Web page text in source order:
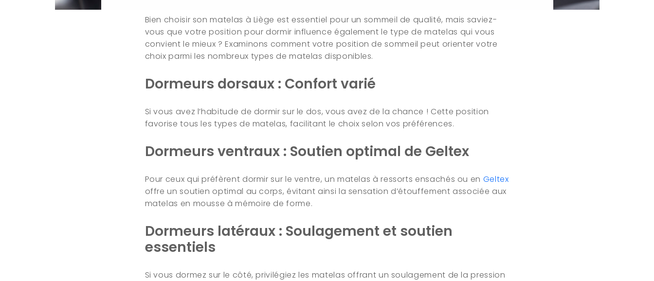
Bien choisir son matelas à Liège est essentiel pour un sommeil de qualité, mais saviez-
vous que votre position pour dormir influence également le type de matelas qui vous
convient le mieux ? Examinons comment votre position de sommeil peut orienter votre
choix parmi les nombreux types de matelas disponibles.
Dormeurs dorsaux : Confort varié
Si vous avez l’habitude de dormir sur le dos, vous avez de la chance ! Cette position
favorise tous les types de matelas, facilitant le choix selon vos préférences.
Dormeurs ventraux : Soutien optimal de Geltex
Pour ceux qui préfèrent dormir sur le ventre, un matelas à ressorts ensachés ou en Geltex
offre un soutien optimal au corps, évitant ainsi la sensation d’étouffement associée aux
matelas en mousse à mémoire de forme.
Dormeurs latéraux : Soulagement et soutien
essentiels
Si vous dormez sur le côté, privilégiez les matelas offrant un soulagement de la pression